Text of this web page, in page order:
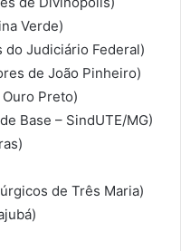
Verde)
do Judiciário Federal)
de João Pinheiro)
Preto)
Base – SindUTE/MG)
de Três Maria)